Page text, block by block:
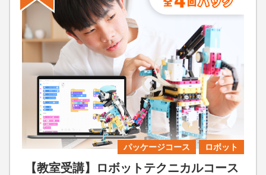
パッケージコース ロボット
【教室受講】ロボットテクニカルコース